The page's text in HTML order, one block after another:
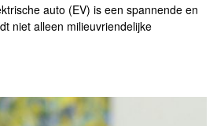
auto (EV) is een spannende en
niet alleen milieuvriendelijke